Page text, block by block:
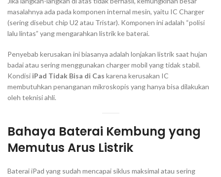
masalahnya ada pada komponen internal mesin, yaitu IC Charger
(sering disebut chip U2 atau Tristar). Komponen ini adalah “polisi
lalu lintas” yang mengarahkan listrik ke baterai.
Penyebab kerusakan ini biasanya adalah lonjakan listrik saat hujan
badai atau sering menggunakan charger mobil yang tidak stabil.
Kondisi iPad Tidak Bisa di Cas karena kerusakan IC
membutuhkan penanganan mikroskopis yang hanya bisa dilakukan
oleh teknisi ahli.
Bahaya Baterai Kembung yang
Memutus Arus Listrik
Baterai iPad yang sudah mencapai siklus maksimal atau sering